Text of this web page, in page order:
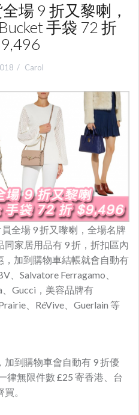
場 9 折又黎喇，
手袋 72 折
Carol
全場 9 折又嚟喇，全場名牌
家居用品有 9 折，折扣區內
，加到購物車結帳就會自動有
、Salvatore Ferragamo、
Gucci，美容品牌有
、RéVive、Guerlain 等
到購物車會自動有 9 折優
律無限件數 £25 寄香港、台
。